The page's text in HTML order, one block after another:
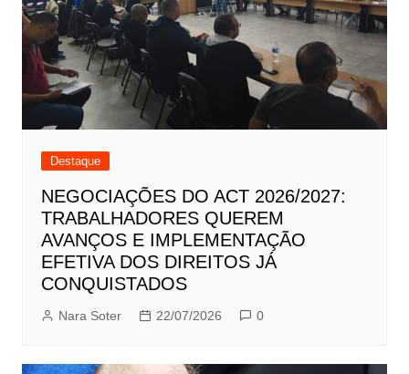
Destaque
NEGOCIAÇÕES DO ACT 2026/2027:
TRABALHADORES QUEREM
AVANÇOS E IMPLEMENTAÇÃO
EFETIVA DOS DIREITOS JÁ
CONQUISTADOS
Nara Soter 22/07/2026 0